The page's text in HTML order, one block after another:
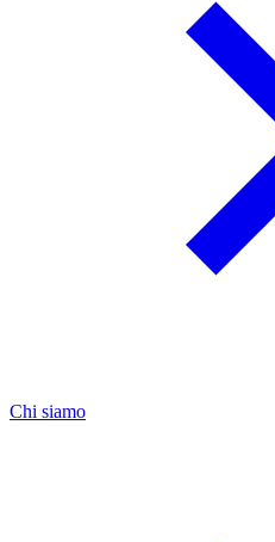
Chi siamo